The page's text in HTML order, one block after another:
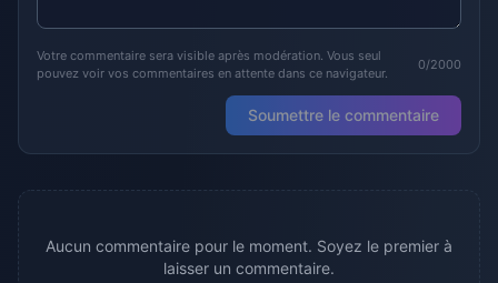
Votre commentaire sera visible après modération. Vous seul
pouvez voir vos commentaires en attente dans ce navigateur.
0/2000
Soumettre le commentaire
Aucun commentaire pour le moment. Soyez le premier à
laisser un commentaire.